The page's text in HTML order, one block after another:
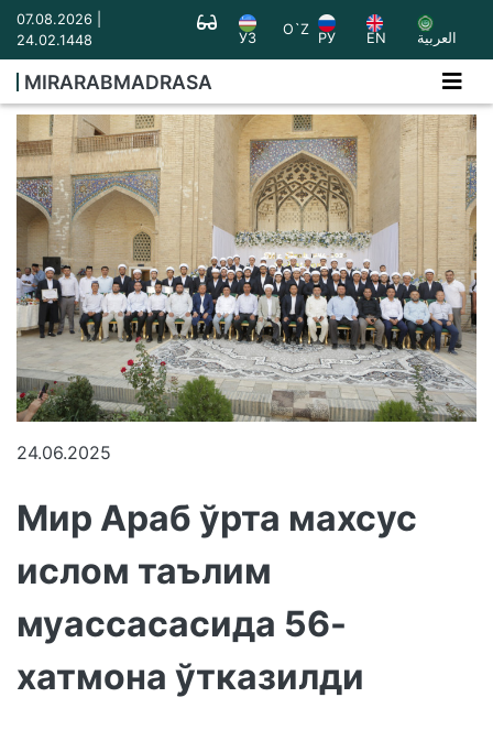
07.08.2026 |
24.02.1448
УЗ
O`Z
РУ EN العربية
MIRARABMADRASA
24.06.2025
Мир Араб ўрта махсус
ислом таълим
муассасасида 56-
хатмона ўтказилди